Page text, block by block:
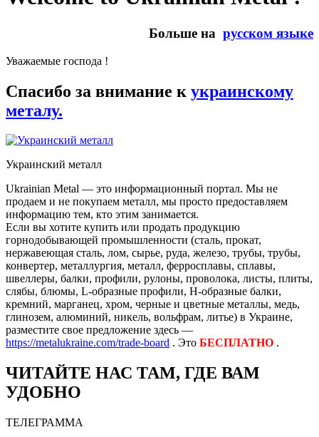
Больше на русском языке
Уважаемые господа !
Спасибо за внимание к украинскому
металу.
Украинский металл
Ukrainian Metal — это информационный портал. Мы не
продаем и не покупаем металл, мы просто предоставляем
информацию тем, кто этим занимается.
Если вы хотите купить или продать продукцию
горнодобывающей промышленности (сталь, прокат,
нержавеющая сталь, лом, сырье, руда, железо, трубы, трубы,
конвертер, металлургия, металл, ферросплавы, сплавы,
швеллеры, балки, профили, рулоны, проволока, листы, плиты,
слябы, блюмы, L-образные профили, H-образные балки,
кремний, марганец, хром, черные и цветные металлы, медь,
глинозем, алюминий, никель, вольфрам, литье) в Украине,
разместите свое предложение здесь —
https://metalukraine.com/trade-board . Это БЕСПЛАТНО .
ЧИТАЙТЕ НАС ТАМ, ГДЕ ВАМ
УДОБНО
ТЕЛЕГРАММА